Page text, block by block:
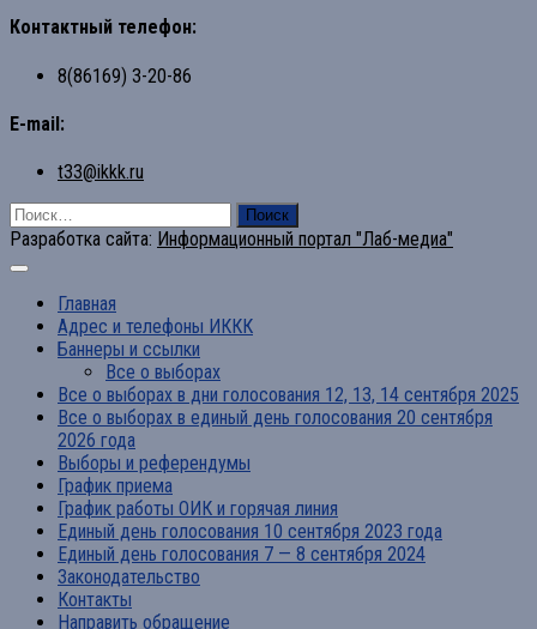
Контактный телефон:
8(86169) 3-20-86
E-mail:
t33@ikkk.ru
Найти:
Разработка сайта: Информационный портал "Лаб-медиа"
Главная
Адрес и телефоны ИККК
Баннеры и ссылки
Все о выборах
Все о выборах в дни голосования 12, 13, 14 сентября 2025
Все о выборах в единый день голосования 20 сентября
2026 года
Выборы и референдумы
График приема
График работы ОИК и горячая линия
Единый день голосования 10 сентября 2023 года
Единый день голосования 7 — 8 сентября 2024
Законодательство
Контакты
Направить обращение